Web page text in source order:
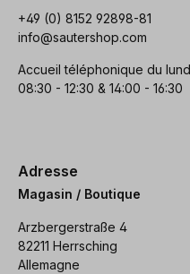
+49 (0) 8152 92898-81
info@sautershop.com
Accueil téléphonique du
08:30 - 12:30 & 14:00 - 16:30
Adresse
Magasin / Boutique
Arzbergerstraße 4
82211 Herrsching
Allemagne